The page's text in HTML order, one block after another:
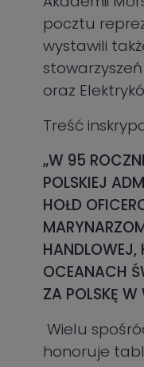
pocztu
wystawili
oraz
Treść
„W 95
POLSKIEJ
HOŁD
HANDLOWEJ,
OCEANACH
ZA POLSKĘ
Wielu
honoruje